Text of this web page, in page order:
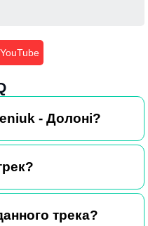
- Долоні?
трека?